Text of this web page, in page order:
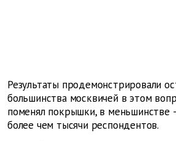
Результаты продемонстрировали
большинства москвичей в этом
поменял покрышки, в меньшинстве
более чем тысячи респондентов.